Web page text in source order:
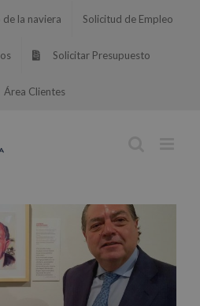
la naviera Solicitud de Empleo
Solicitar Presupuesto
Área Clientes